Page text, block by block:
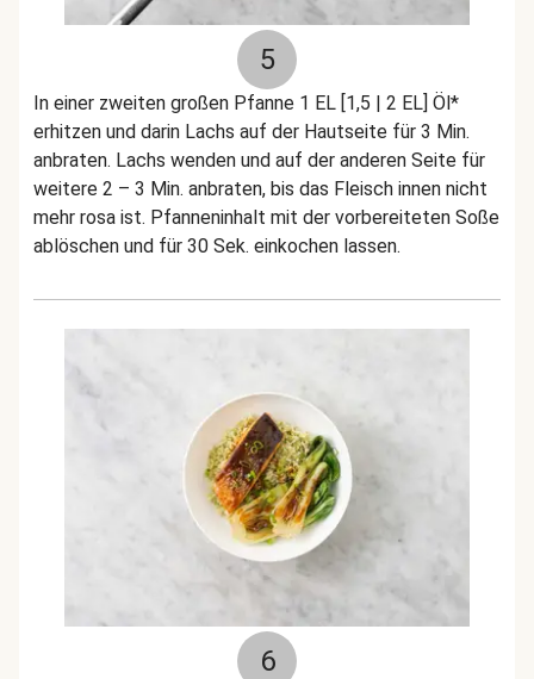
5
In einer zweiten großen Pfanne 1 EL [1,5 | 2 EL] Öl*
erhitzen und darin Lachs auf der Hautseite für 3 Min.
anbraten. Lachs wenden und auf der anderen Seite für
weitere 2 – 3 Min. anbraten, bis das Fleisch innen nicht
mehr rosa ist. Pfanneninhalt mit der vorbereiteten Soße
ablöschen und für 30 Sek. einkochen lassen.
6